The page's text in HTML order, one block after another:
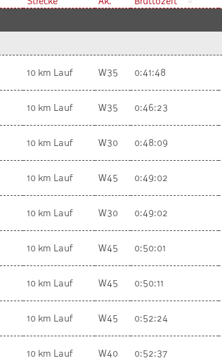
10 km Lauf W35 0:41:48
10 km Lauf W35 0:46:23
10 km Lauf W30 0:48:09
10 km Lauf W45 0:49:02
10 km Lauf W30 0:49:02
10 km Lauf W45 0:50:01
10 km Lauf W45 0:50:11
10 km Lauf W45 0:52:24
10 km Lauf W40 0:52:37